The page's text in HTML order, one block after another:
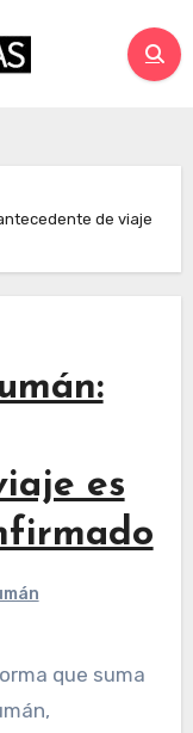
de viaje
es